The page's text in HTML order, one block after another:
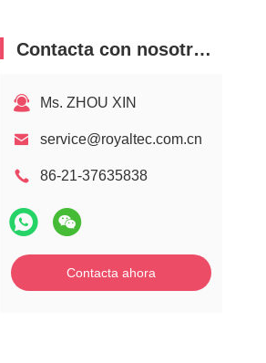
rosa PVD
decorativo de arco iris PVD
Servicio de la capa de PVD
Contacta con nosotros
Ms. ZHOU XIN
service@royaltec.com.cn
86-21-37635838
Contacta ahora